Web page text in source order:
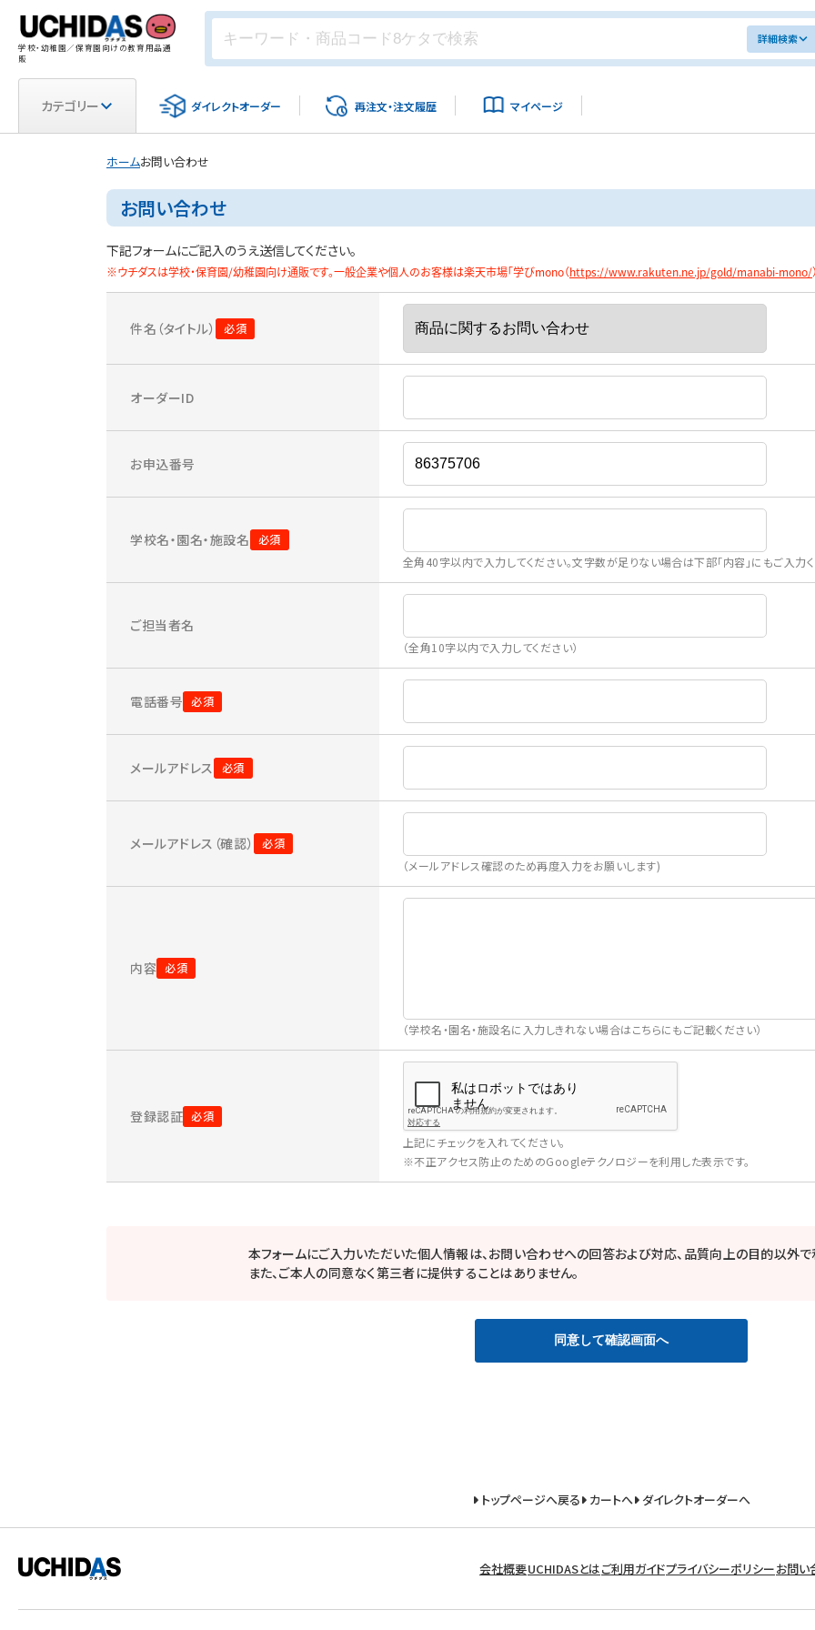
学校・幼稚園／保育園向けの教育用品通
販
詳細検索
カテゴリー ダイレクトオーダー 再注文・注文履歴 マイページ
ホームお問い合わせ
お問い合わせ
下記フォームにご記入のうえ送信してください。
※ウチダスは学校・保育園/幼稚園向け通販です。一般企業や個人のお客様は楽天市場「学びmono（https://www.rakuten.ne.jp/gold/manabi-mono/
件名（タイトル）
オーダーID
お申込番号
学校名・園名・施設名
全角40字以内で入力してください。文字数が足りない場合は下部「内容」にもご入力く
ご担当者名
（全角10字以内で入力してください）
電話番号
メールアドレス
メールアドレス（確認）
（メールアドレス確認のため再度入力をお願いします)
内容
（学校名・園名・施設名に入力しきれない場合はこちらにもご記載ください）
登録認証
上記にチェックを入れてください。
※不正アクセス防止のためのGoogleテクノロジーを利用した表示です。
本フォームにご入力いただいた個人情報は、お問い合わせへの回答および対応、品質向上の目的以外で
また、ご本人の同意なく第三者に提供することはありません。
同意して確認画面へ
トップページへ戻る カートへ ダイレクトオーダーへ
会社概要UCHIDASとはご利用ガイドプライバシーポリシーお問い